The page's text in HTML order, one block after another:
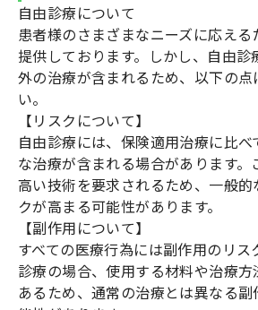
自由診療について
患者様のさまざまなニーズに応える
提供しております。しかし、自由診
外の治療が含まれるため、以下の点
い。
【リスクについて】
自由診療には、保険適用治療に比
な治療が含まれる場合があります。
高い技術を要求されるため、一般
クが高まる可能性があります。
【副作用について】
すべての医療行為には副作用のリス
診療の場合、使用する材料や治療
あるため、通常の治療とは異なる